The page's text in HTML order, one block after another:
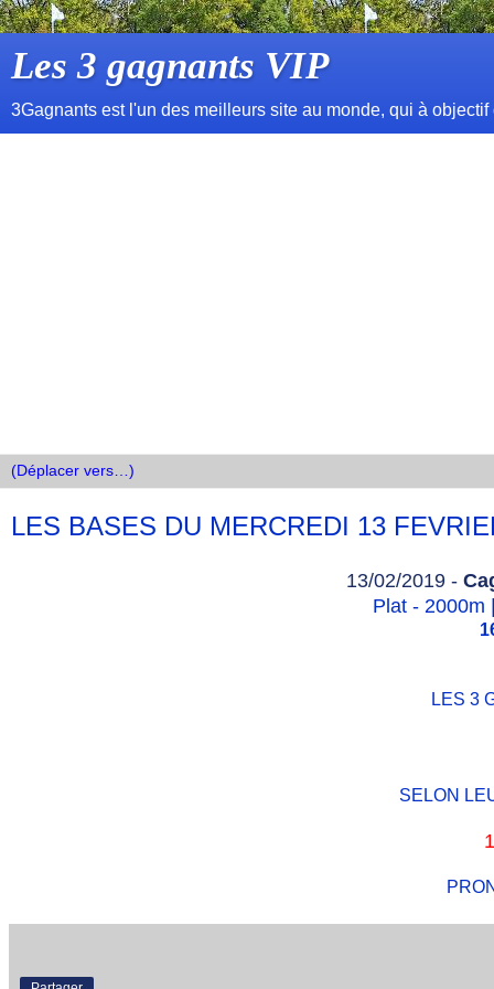
Les 3 gagnants VIP
3Gagnants est l'un des meilleurs site au monde, qui à
LES BASES DU MERCREDI 13
13/02/2019 -
Plat - 2000m
LES 3
SELON